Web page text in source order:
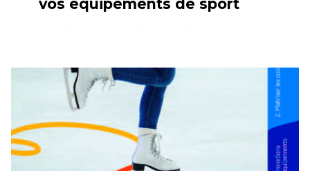
vos équipements de sport